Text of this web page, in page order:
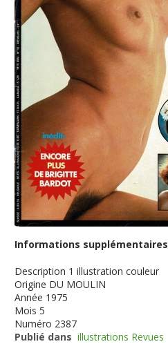
Informations supplémentaires
Description 1 illustration couleur
Origine DU MOULIN
Année 1975
Mois 5
Numéro 2387
Publié dans illustrations Revues